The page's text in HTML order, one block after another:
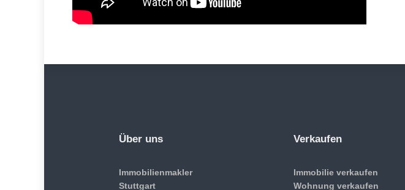
Über uns
Immobilienmakler
Stuttgart
Verkaufen
Immobilie verkaufen
Wohnung verkaufen